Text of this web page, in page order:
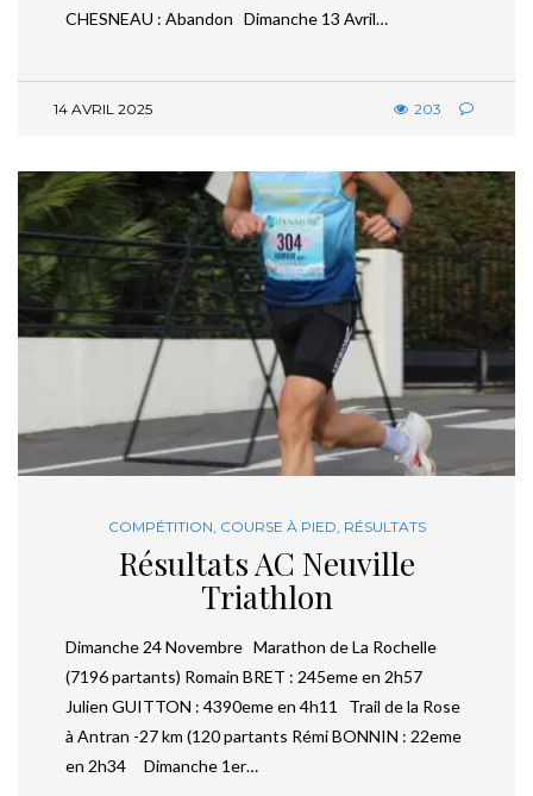
CHESNEAU : Abandon Dimanche 13 Avril…
14 AVRIL 2025 203
COMPÉTITION, COURSE À PIED, RÉSULTATS
Résultats AC Neuville
Triathlon
Dimanche 24 Novembre Marathon de La Rochelle
(7196 partants) Romain BRET : 245eme en 2h57
Julien GUITTON : 4390eme en 4h11 Trail de la Rose
à Antran -27 km (120 partants Rémi BONNIN : 22eme
en 2h34 Dimanche 1er…